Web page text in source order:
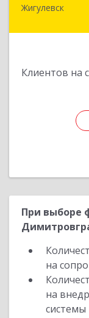
Жигулевск
Клиентов на
445350,
При выборе
на
на
системы